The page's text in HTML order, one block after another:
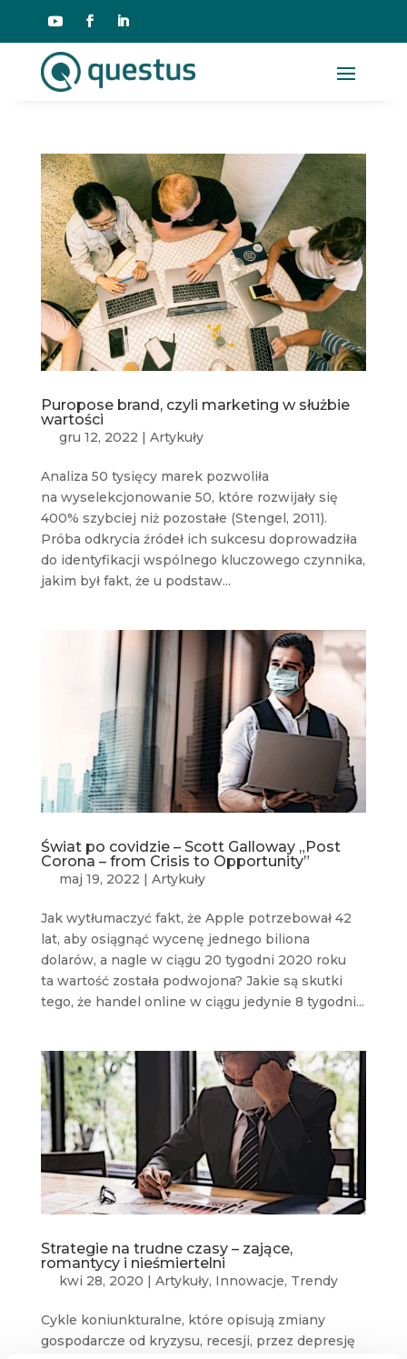
Puropose brand, czyli marketing w służbie
wartości
gru 12, 2022 | Artykuły
Analiza 50 tysięcy marek pozwoliła
na wyselekcjonowanie 50, które rozwijały się
400% szybciej niż pozostałe (Stengel, 2011).
Próba odkrycia źródeł ich sukcesu doprowadziła
do identyfikacji wspólnego kluczowego czynnika,
jakim był fakt, że u podstaw...
Świat po covidzie – Scott Galloway „Post
Corona – from Crisis to Opportunity”
maj 19, 2022 Artykuły
Jak wytłumaczyć fakt, że Apple potrzebował 42
lat, aby osiągnąć wycenę jednego biliona
dolarów, a nagle w ciągu 20 tygodni 2020 roku
ta wartość została podwojona? Jakie są skutki
tego, że handel online w ciągu jedynie 8 tygodni...
Strategie na trudne czasy – zające,
romantycy i nieśmiertelni
kwi 28, 2020 | Artykuły, Innowacje, Trendy
Cykle koniunkturalne, które opisują zmiany
gospodarcze od kryzysu, recesji, przez depresję